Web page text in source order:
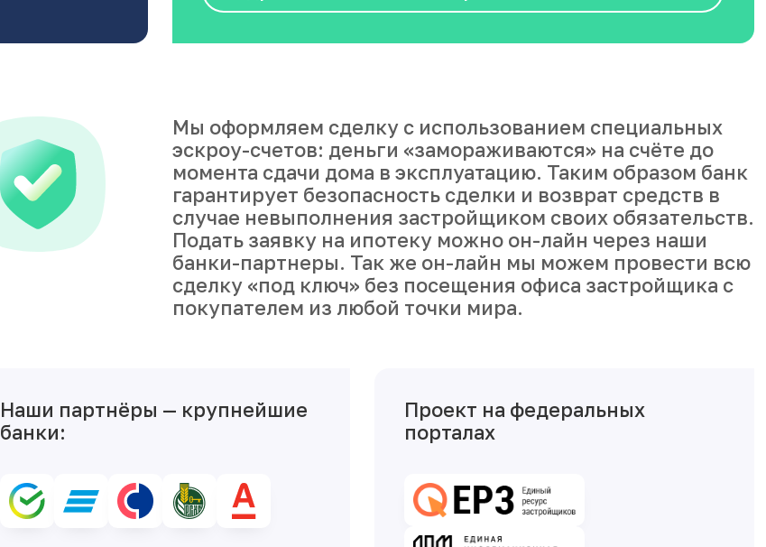
Мы оформляем сделку с использованием специальных
эскроу-счетов: деньги «замораживаются» на счёте до
момента сдачи дома в эксплуатацию. Таким образом банк
гарантирует безопасность сделки и возврат средств в
случае невыполнения застройщиком своих обязательств.
Подать заявку на ипотеку можно он-лайн через наши
банки-партнеры. Так же он-лайн мы можем провести всю
сделку «под ключ» без посещения офиса застройщика с
покупателем из любой точки мира.
Наши партнёры — крупнейшие
банки:
Проект на федеральных
порталах